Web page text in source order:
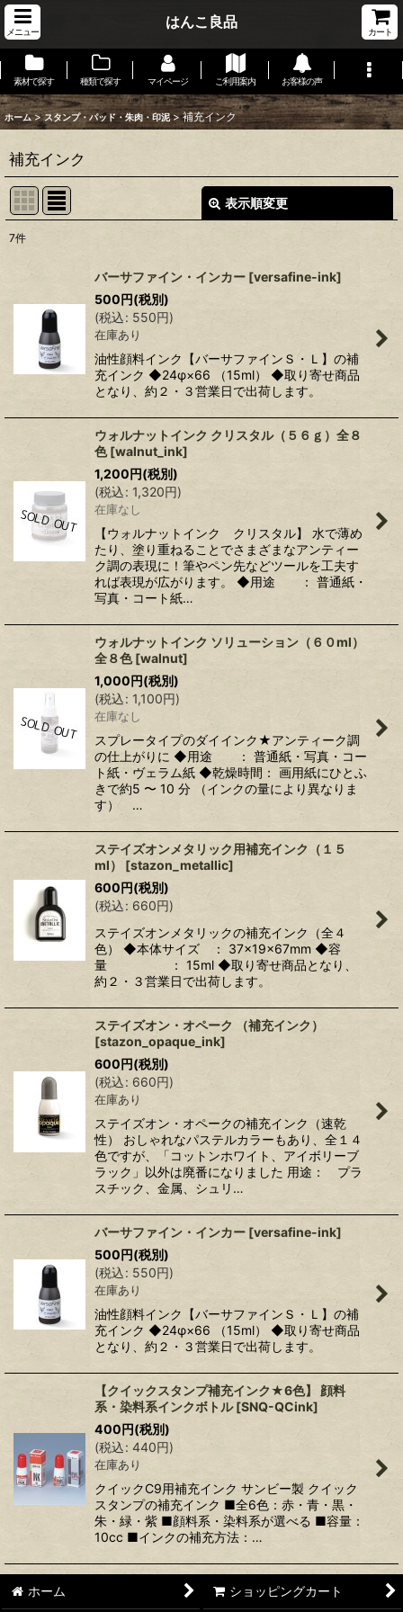
メニュー
はんこ良品
カート
素材で探す 種類で探す マイページ ご利用案内 お客様の声
ホーム > スタンプ・パッド・朱肉・印泥 > 補充インク
補充インク
表示順変更
並び順
絞り込む
7件
バーサファイン・インカー [versafine-ink]
500円(税別)
(税込: 550円)
在庫あり
油性顔料インク【バーサファインＳ・Ｌ】の補
充インク ◆24φ×66 （15ml） ◆取り寄せ商品
となり、約２・３営業日で出荷します。
ウォルナットインク クリスタル（５６ｇ）全８
色 [walnut_ink]
1,200円(税別)
(税込: 1,320円)
在庫なし
【ウォルナットインク クリスタル】 水で薄め
たり、塗り重ねることでさまざまなアンティー
ク調の表現に！筆やペン先などツールを工夫す
れば表現が広がります。 ◆用途 ： 普通紙・
写真・コート紙…
ウォルナットインク ソリューション（６０ml）
全８色 [walnut]
1,000円(税別)
(税込: 1,100円)
在庫なし
スプレータイプのダイインク★アンティーク調
の仕上がりに ◆用途 ： 普通紙・写真・コー
ト紙・ヴェラム紙 ◆乾燥時間： 画用紙にひとふ
きで約5 〜 10 分 （インクの量により異なりま
す） …
ステイズオンメタリック用補充インク（１５
ml）
[stazon_metallic]
600円(税別)
(税込: 660円)
ステイズオンメタリックの補充インク（全４
色） ◆本体サイズ ： 37×19×67mm ◆容
量 ： 15ml ◆取り寄せ商品となり、
約２・３営業日で出荷します。
ステイズオン・オペーク （補充インク）
[stazon_opaque_ink]
600円(税別)
(税込: 660円)
在庫あり
ステイズオン・オペークの補充インク（速乾
性） おしゃれなパステルカラーもあり、全１４
色ですが、「コットンホワイト、アイボリーブ
ラック」以外は廃番になりました 用途： プラ
スチック、金属、シュリ…
バーサファイン・インカー [versafine-ink]
500円(税別)
(税込: 550円)
在庫あり
油性顔料インク【バーサファインＳ・Ｌ】の補
充インク ◆24φ×66 （15ml） ◆取り寄せ商品
となり、約２・３営業日で出荷します。
【クイックスタンプ補充インク★6色】 顔料
系・染料系インクボトル [SNQ-QCink]
400円(税別)
(税込: 440円)
在庫あり
クイックC9用補充インク サンビー製 クイック
スタンプの補充インク ■全6色：赤・青・黒・
朱・緑・紫 ■顔料系・染料系が選べる ■容量：
10cc ■インクの補充方法：…
ホーム ショッピングカート